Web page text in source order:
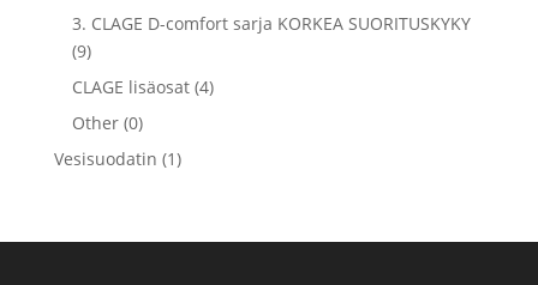
3. CLAGE D-comfort sarja KORKEA SUORITUSKYKY
(9)
CLAGE lisäosat (4)
Other (0)
Vesisuodatin (1)